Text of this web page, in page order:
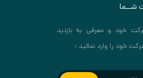
شــما
خود و معرفی به بازدید
خود را وارد نمائید :